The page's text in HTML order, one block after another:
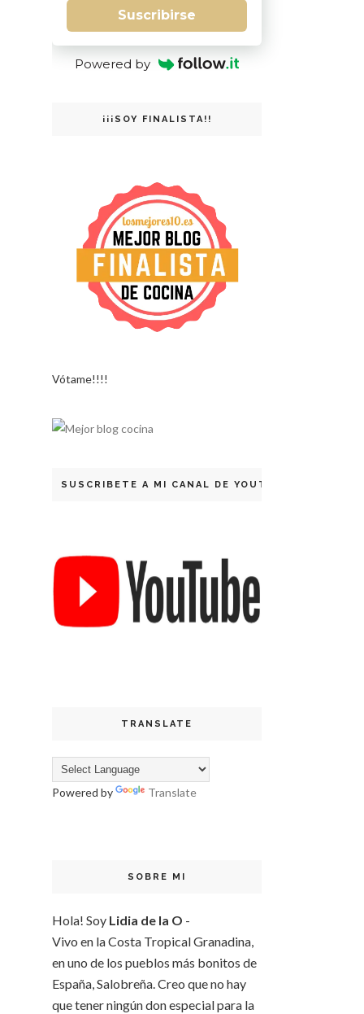
Suscribirse
Powered by
¡¡¡SOY FINALISTA!!
Vótame!!!!
SUSCRIBETE A MI CANAL DE YOUTUBE
TRANSLATE
Powered by Translate
SOBRE MI
Hola! Soy Lidia de la O -
Vivo en la Costa Tropical Granadina,
en uno de los pueblos más bonitos de
España, Salobreña. Creo que no hay
que tener ningún don especial para la